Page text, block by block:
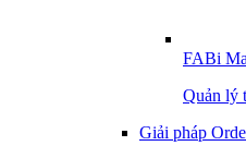
FABi
Quản lý
Giải pháp